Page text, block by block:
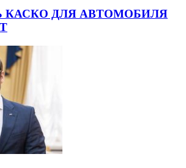
КАСКО ДЛЯ АВТОМОБИЛЯ